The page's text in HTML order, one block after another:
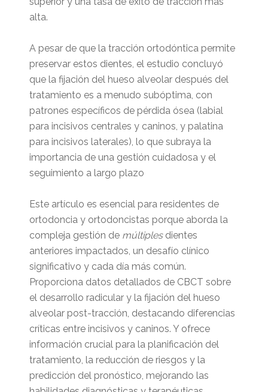
alta.
A pesar de que la tracción ortodóntica permite
preservar estos dientes, el estudio concluyó
que la fijación del hueso alveolar después del
tratamiento es a menudo subóptima, con
patrones específicos de pérdida ósea (labial
para incisivos centrales y caninos, y palatina
para incisivos laterales), lo que subraya la
importancia de una gestión cuidadosa y el
seguimiento a largo plazo
Este artículo es esencial para residentes de
ortodoncia y ortodoncistas porque aborda la
compleja gestión de múltiplesdientes
anteriores impactados, un desafío clínico
significativo y cada día más común.
Proporciona datos detallados de CBCT sobre
el desarrollo radicular y la fijación del hueso
alveolar post-tracción, destacando diferencias
críticas entre incisivos y caninos. Y ofrece
información crucial para la planificación del
tratamiento, la reducción de riesgos y la
predicción del pronóstico, mejorando las